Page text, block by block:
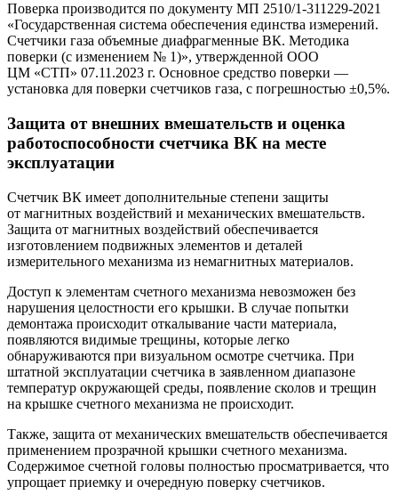
Поверка производится по документу МП 2510/1-311229-2021
«Государственная система обеспечения единства измерений.
Счетчики газа объемные диафрагменные ВК. Методика
поверки (с изменением № 1)», утвержденной ООО
ЦМ «СТП» 07.11.2023 г. Основное средство поверки —
установка для поверки счетчиков газа, с погрешностью ±0,5%.
Защита от внешних вмешательств и оценка
работоспособности счетчика ВК на месте
эксплуатации
Счетчик ВК имеет дополнительные степени защиты
от магнитных воздействий и механических вмешательств.
Защита от магнитных воздействий обеспечивается
изготовлением подвижных элементов и деталей
измерительного механизма из немагнитных материалов.
Доступ к элементам счетного механизма невозможен без
нарушения целостности его крышки. В случае попытки
демонтажа происходит откалывание части материала,
появляются видимые трещины, которые легко
обнаруживаются при визуальном осмотре счетчика. При
штатной эксплуатации счетчика в заявленном диапазоне
температур окружающей среды, появление сколов и трещин
на крышке счетного механизма не происходит.
Также, защита от механических вмешательств обеспечивается
применением прозрачной крышки счетного механизма.
Содержимое счетной головы полностью просматривается, что
упрощает приемку и очередную поверку счетчиков.